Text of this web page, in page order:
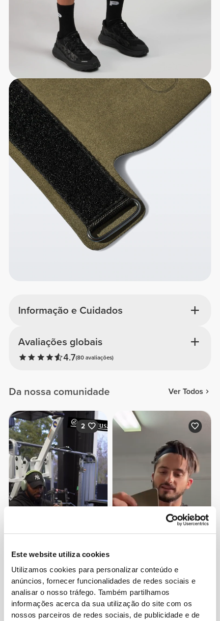
Este website utiliza cookies
Utilizamos cookies para personalizar conteúdo e
anúncios, fornecer funcionalidades de redes sociais e
analisar o nosso tráfego. Também partilhamos
informações acerca da sua utilização do site com os
nossos parceiros de redes sociais, de publicidade e de
Informação e Cuidados
Avaliações globais
4.7(80 avaliações)
Da nossa comunidade Ver Todos
2
Pinto
Vincent